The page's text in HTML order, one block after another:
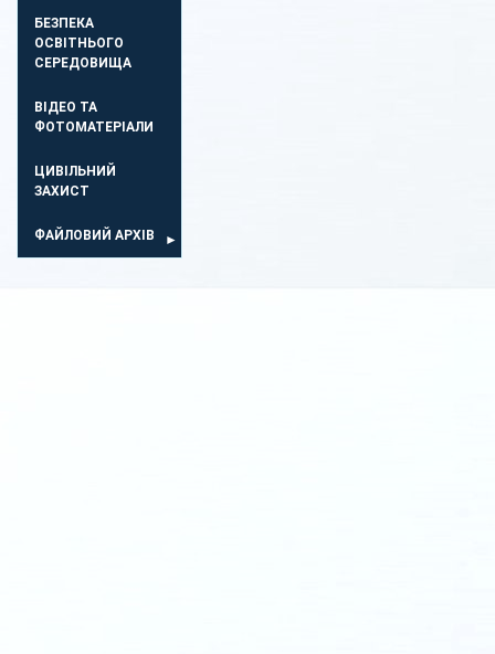
БЕЗПЕКА
ОСВIТНЬОГО
СЕРЕДОВИЩА
ВІДЕО ТА
ФОТОМАТЕРІАЛИ
ЦИВІЛЬНИЙ
ЗАХИСТ
ФАЙЛОВИЙ АРХІВ